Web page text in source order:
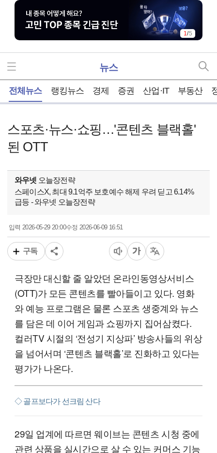
2/5
뉴스
전체뉴스 랭킹뉴스 경제 증권 산업·IT 부동산
스포츠·뉴스·쇼핑…'콘텐츠 블랙홀'
된 OTT
와우넷 오늘장전략
스페이스X, 최대 9.1억주 보호예수 해제 우려 딛고 6.14%
급등 - 와우넷 오늘장전략
입력2026-05-29 20:00수정 2026-06-09 16:51
구독
극장만 대신할 줄 알았던 온라인동영상서비스
(OTT)가 모든 콘텐츠를 빨아들이고 있다. 영화
와 예능 프로그램은 물론 스포츠 생중계와 뉴스
를 담은 데 이어 게임과 쇼핑까지 집어삼켰다.
컬러TV 시절의 ‘전성기 지상파’ 방송사들의 위상
을 넘어서며 ‘콘텐츠 블랙홀’로 진화하고 있다는
평가가 나온다.
◇ 골프보다가 선크림 산다
29일 업계에 따르면 웨이브는 콘텐츠 시청 중에
관련 상품을 실시간으로 살 수 있는 커머스 기능